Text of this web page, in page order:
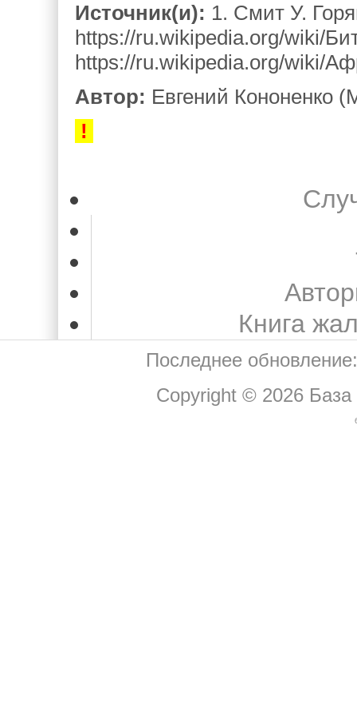
Источник(и): 1. Смит У.
https://ru.wikipedia.org/wiki/
https://ru.wikipedia.org/wiki/
Автор: Евгений Кононенко
!
Книга
Последнее
Copyright © 2026 База